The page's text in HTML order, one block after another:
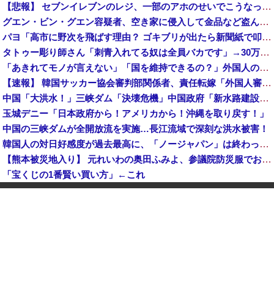
【悲報】 セブンイレブンのレジ、一部のアホのせいでこうなってしまう
グエン・ビン・グエン容疑者、空き家に侵入して金品など盗んだ疑いで再逮捕 今年４月には別件で逮捕も不起訴になっていた
パヨ「高市に野次を飛ばす理由？ ゴキブリが出たら新聞紙で叩くでしょ。それと同じで、人として当然の行動」
タトゥー彫り師さん「刺青入れてる奴は全員バカです」→30万再生ｗｗｗｗｗｗ
「あきれてモノが言えない」「国を維持できるの？」外国人の永住許可要件の厳格化で在日中国人の本音は？
【速報】 韓国サッカー協会審判部関係者、責任転嫁「外国人審判たちが先にマッサージを望んだ」
中国「大洪水！」三峡ダム「決壊危機」中国政府「新水路建設！（三峡新水路」現場職員「内部情報公開！（失踪」湖南省「三峡放流情報（画像」台風13号「三峡接近」→
玉城デニー「日本政府から！アメリカから！沖縄を取り戻す！」
中国の三峡ダムが全開放流を実施…長江流域で深刻な洪水被害！
韓国人の対日好感度が過去最高に、「ノージャパン」は終わった？＝ネット「中国より100倍いい」
【熊本被災地入り】 元れいわの奥田ふみよ、参議院防災服でお食事楽しむ写真投稿「同席者は笑顔にサムズアップ」
「宝くじの1番賢い買い方」←これ
【悲報】 メディアが使う主語デカ言葉の正体、ガチでこれだったｗｗｗｗ